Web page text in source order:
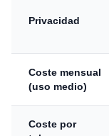
Privacidad
Coste mensual
(uso medio)
Coste por